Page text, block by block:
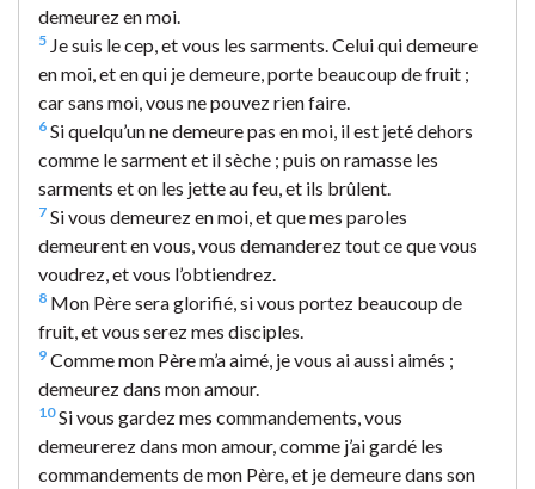
demeurez en moi.
5 Je suis le cep, et vous les sarments. Celui qui demeure
en moi, et en qui je demeure, porte beaucoup de fruit ;
car sans moi, vous ne pouvez rien faire.
6 Si quelqu’un ne demeure pas en moi, il est jeté dehors
comme le sarment et il sèche ; puis on ramasse les
sarments et on les jette au feu, et ils brûlent.
7 Si vous demeurez en moi, et que mes paroles
demeurent en vous, vous demanderez tout ce que vous
voudrez, et vous l’obtiendrez.
8 Mon Père sera glorifié, si vous portez beaucoup de
fruit, et vous serez mes disciples.
9 Comme mon Père m’a aimé, je vous ai aussi aimés ;
demeurez dans mon amour.
10Si vous gardez mes commandements, vous
demeurerez dans mon amour, comme j’ai gardé les
commandements de mon Père, et je demeure dans son